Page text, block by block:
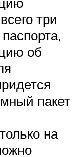
три
об
пакет
на